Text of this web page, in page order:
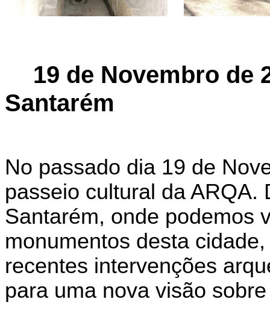
19 de Novembro de
Santarém
No passado dia 19 de
passeio cultural da ARQA.
Santarém, onde podemos
monumentos desta
recentes intervenções
para uma nova visão